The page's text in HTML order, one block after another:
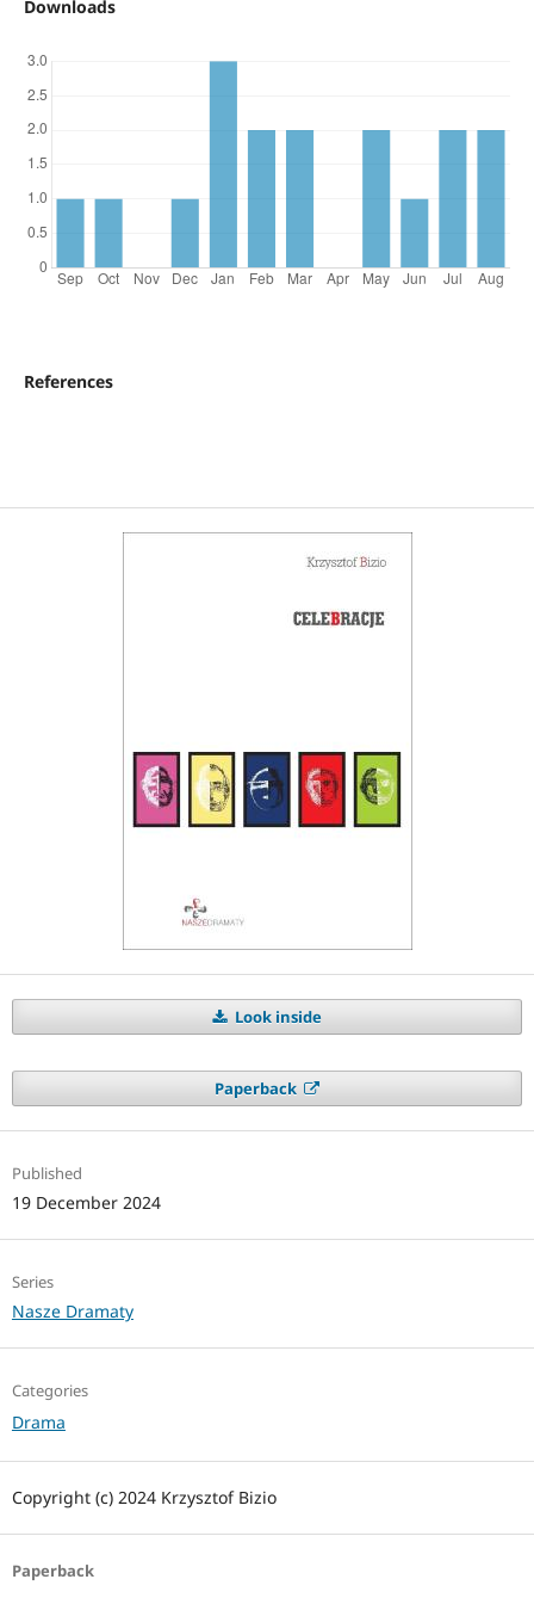
Downloads
References
Look inside
Paperback
Published
19 December 2024
Series
Nasze Dramaty
Categories
Drama
Copyright (c) 2024 Krzysztof Bizio
Paperback